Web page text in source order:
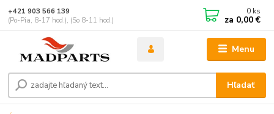
Menu
Hľadať
+421 903 566 139
(Po-Pia, 8-17 hod.), (So 8-11 hod.)
0 ks
za 0,00 €